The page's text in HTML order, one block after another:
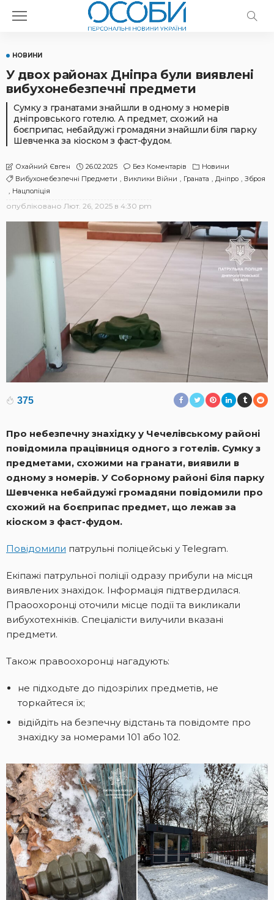
НОВИНИ
У двох районах Дніпра були виявлені
вибухонебезпечні предмети
Сумку з гранатами знайшли в одному з номерів
дніпровського готелю. А предмет, схожий на
боєприпас, небайдужі громадяни знайшли біля парку
Шевченка за кіоском з фаст-фудом.
Охайний Євген 26.02.2025 Без Коментарів
Новини
Вибухонебезпечні Предмети
Виклики Війни Граната Дніпро
Зброя
Нацполіція
опубліковано Лют. 26, 2025 в 4:30 pm
375
Про небезпечну знахідку у Чечелівському районі
повідомила працівниця одного з готелів. Сумку з
предметами, схожими на гранати, виявили в
одному з номерів. У Соборному районі біля парку
Шевченка небайдужі громадяни повідомили про
схожий на боєприпас предмет, що лежав за
кіоском з фаст-фудом.
Повідомили патрульні поліцейські у Telegram.
Екіпажі патрульної поліції одразу прибули на місця
виявлених знахідок. Інформація підтвердилася.
Праоохоронці оточили місце події та викликали
вибухотехніків. Спеціалісти вилучили вказані
предмети.
Також правоохоронці нагадують:
не підходьте до підозрілих предметів, не
торкайтеся їх;
відійдіть на безпечну відстань та повідомте про
знахідку за номерами 101 або 102.